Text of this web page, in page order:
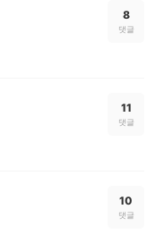
8
댓글
11
댓글
10
댓글